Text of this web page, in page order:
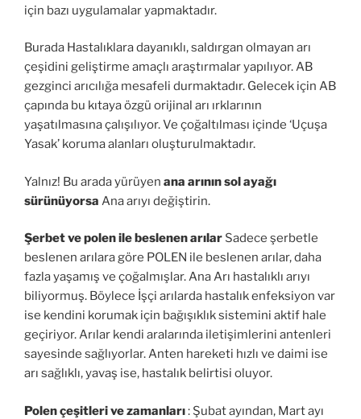
için bazı uygulamalar yapmaktadır.
Burada Hastalıklara dayanıklı, saldırgan olmayan arı
çeşidini geliştirme amaçlı araştırmalar yapılıyor. AB
gezginci arıcılığa mesafeli durmaktadır. Gelecek için AB
çapında bu kıtaya özgü orijinal arı ırklarının
yaşatılmasına çalışılıyor. Ve çoğaltılması içinde ‘Uçuşa
Yasak’ koruma alanları oluşturulmaktadır.
Yalnız! Bu arada yürüyen ana arının sol ayağı
sürünüyorsa Ana arıyı değiştirin.
Şerbet ve polen ile beslenen arılar Sadece şerbetle
beslenen arılara göre POLEN ile beslenen arılar, daha
fazla yaşamış ve çoğalmışlar. Ana Arı hastalıklı arıyı
biliyormuş. Böylece İşçi arılarda hastalık enfeksiyon var
ise kendini korumak için bağışıklık sistemini aktif hale
geçiriyor. Arılar kendi aralarında iletişimlerini antenleri
sayesinde sağlıyorlar. Anten hareketi hızlı ve daimi ise
arı sağlıklı, yavaş ise, hastalık belirtisi oluyor.
Polen çeşitleri ve zamanları: Şubat ayından, Mart ayı